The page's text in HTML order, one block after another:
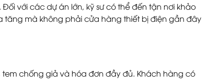
với các dự án lớn, kỹ sư có thể đến tận nơi khảo
tăng mà không phải cửa hàng thiết bị điện gần đây
chống giả và hóa đơn đầy đủ. Khách hàng có